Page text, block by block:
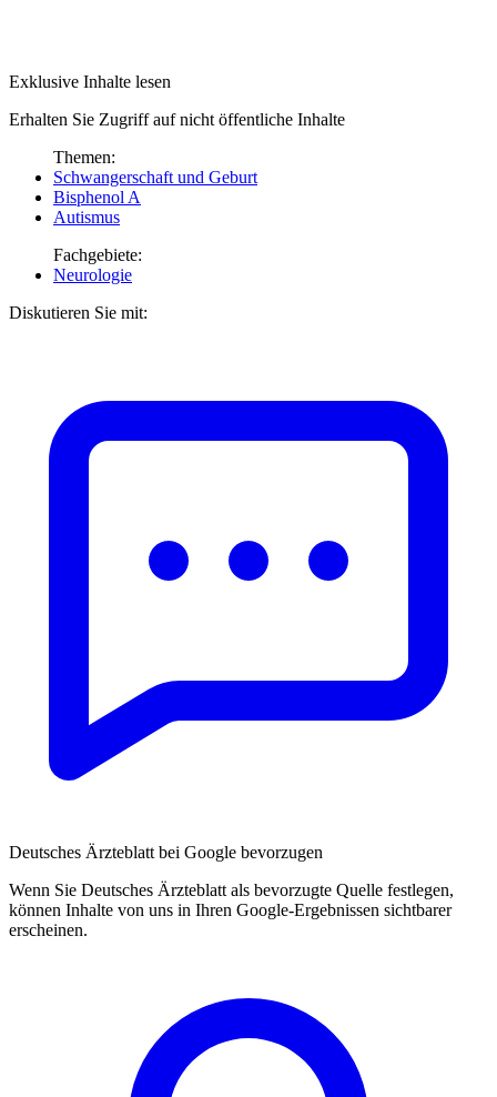
Exklusive Inhalte lesen
Erhalten Sie Zugriff auf nicht öffentliche Inhalte
Themen:
Schwangerschaft und Geburt
Bisphenol A
Autismus
Fachgebiete:
Neurologie
Diskutieren Sie mit:
Deutsches Ärzteblatt bei Google bevorzugen
Wenn Sie Deutsches Ärzteblatt als bevorzugte Quelle festlegen,
können Inhalte von uns in Ihren Google-Ergebnissen sichtbarer
erscheinen.